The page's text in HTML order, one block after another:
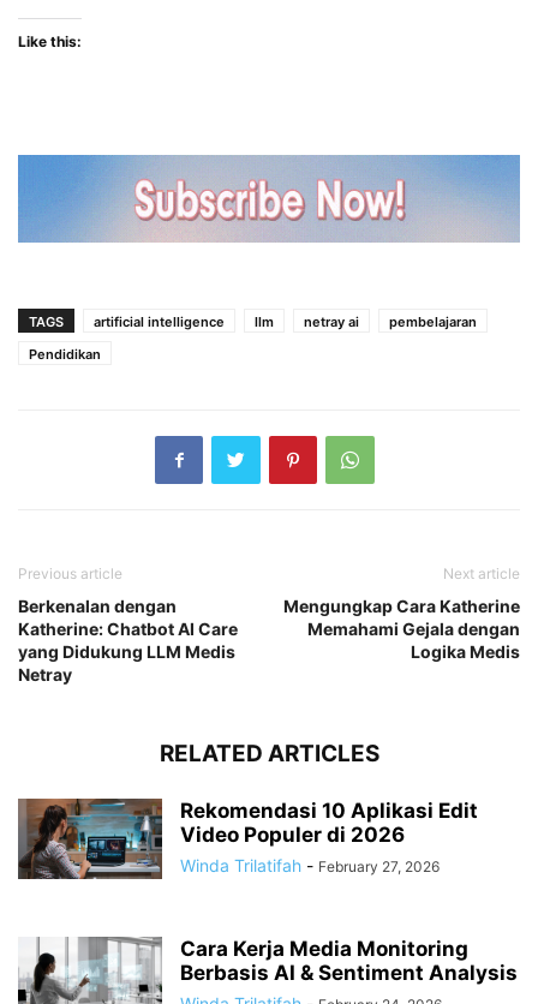
Like this:
TAGS artificial intelligence llm netray ai
pembelajaran
Pendidikan
Previous article
Berkenalan dengan
Katherine: Chatbot AI Care
yang Didukung LLM Medis
Netray
Next article
Mengungkap Cara Katherine
Memahami Gejala dengan
Logika Medis
RELATED ARTICLES
Rekomendasi 10 Aplikasi Edit
Video Populer di 2026
Winda Trilatifah - February 27, 2026
Cara Kerja Media Monitoring
Berbasis AI & Sentiment Analysis